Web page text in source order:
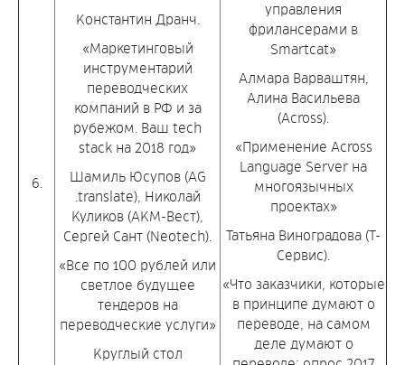
6.
Константин Дранч.
«Маркетинговый
инструментарий
переводческих
компаний в РФ и за
рубежом. Ваш tech
stack на 2018 год»
Шамиль Юсупов (AG
.translate), Николай
Куликов (АКМ-Вест),
Сергей Сант (Neotech).
«Все по 100 рублей или
светлое будущее
тендеров на
переводческие услуги»
Круглый стол
управления
фрилансерами в
Smartcat»
Алмара Варваштян,
Алина Васильева
(Across).
«Применение Across
Language Server на
многоязычных
проектах»
Татьяна Виноградова (Т-
Сервис).
«Что заказчики, которые
в принципе думают о
переводе, на самом
деле думают о